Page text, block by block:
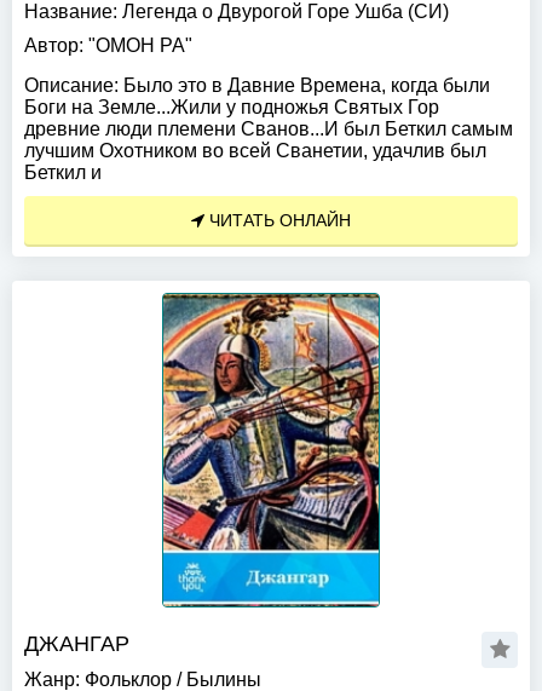
Название: Легенда о Двурогой Горе Ушба (СИ)
Автор: "ОМОН РА"
Описание: Было это в Давние Времена, когда были
Боги на Земле...Жили у подножья Святых Гор
древние люди племени Сванов...И был Беткил самым
лучшим Охотником во всей Сванетии, удачлив был
Беткил и
ЧИТАТЬ ОНЛАЙН
ДЖАНГАР
Жанр: Фольклор / Былины